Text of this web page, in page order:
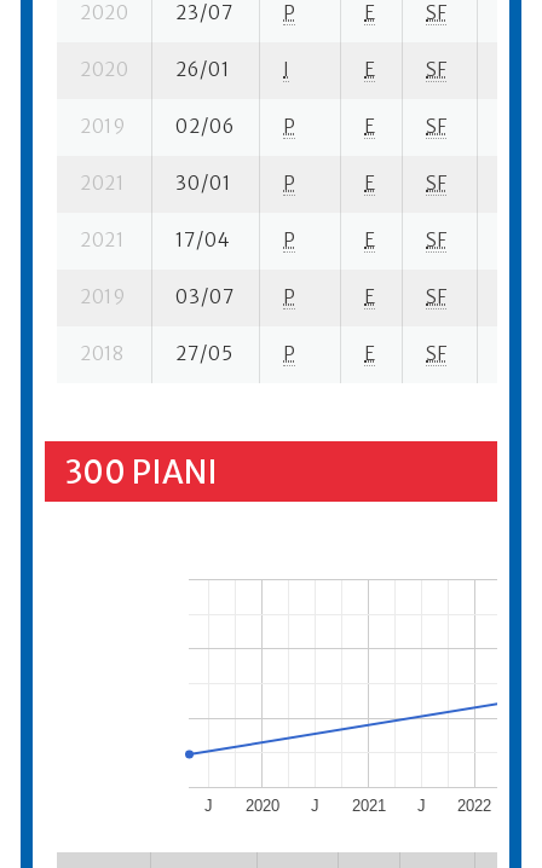
2020 23/07 P E SF
2020 26/01 I E SF
2019 02/06 P E SF
2021 30/01 P E SF
2021 17/04 P E SF
2019 03/07 P E SF
2018 27/05 P E SF
300 PIANI
2020 2021 2022
J J J